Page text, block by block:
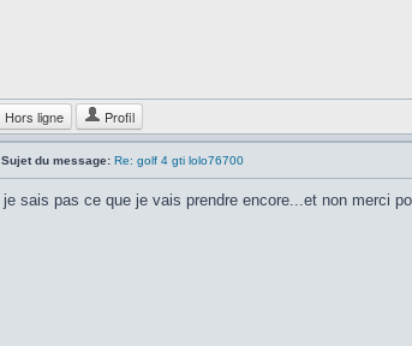
Hors ligne Profil
Sujet du message: Re: golf 4 gti lolo76700
je sais pas ce que je vais prendre encore...et non merci